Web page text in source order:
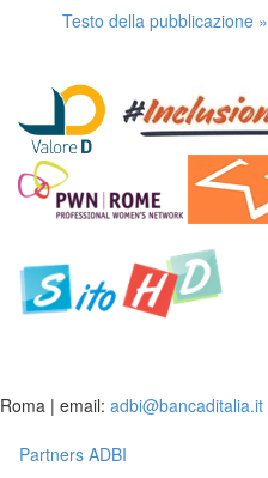
Testo della pubblicazione »
Roma | email: adbi@bancaditalia.it
Partners ADBI